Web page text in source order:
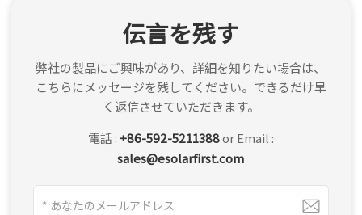
伝言を残す
弊社の製品にご興味があり、詳細を知りたい場合は、
こちらにメッセージを残してください。できるだけ早
く返信させていただきます。
電話 : +86-592-5211388or Email :
sales@esolarfirst.com